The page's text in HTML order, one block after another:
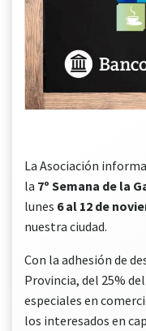
La Asociación
la 7º Semana de la
lunes 6 al 12 de
nuestra ciudad.
Con la adhesión de
Provincia, del 25%
especiales en
los interesados en